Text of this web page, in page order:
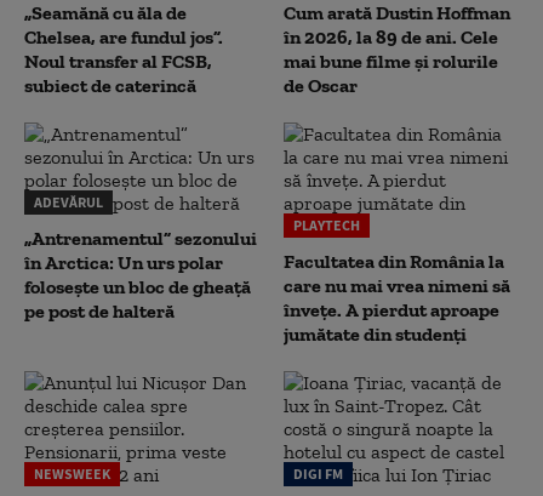
„Seamănă cu ăla de
Chelsea, are fundul jos”.
Noul transfer al FCSB,
subiect de caterincă
Cum arată Dustin Hoffman
în 2026, la 89 de ani. Cele
mai bune filme și rolurile
de Oscar
ADEVĂRUL
„Antrenamentul” sezonului
în Arctica: Un urs polar
folosește un bloc de gheață
pe post de halteră
PLAYTECH
Facultatea din România la
care nu mai vrea nimeni să
înveţe. A pierdut aproape
jumătate din studenţi
NEWSWEEK DIGI FM